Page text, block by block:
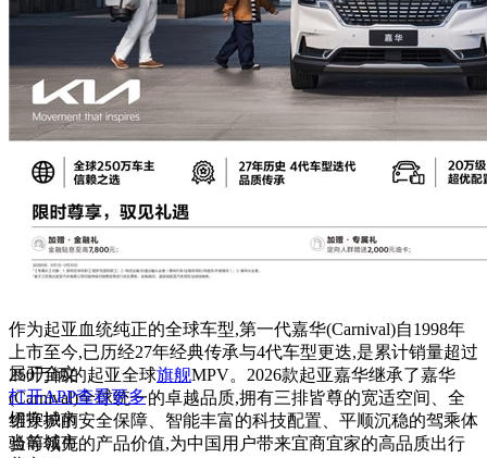
作为起亚血统纯正的全球车型,第一代嘉华(Carnival)自1998年
上市至今,已历经27年经典传承与4代车型更迭,是累计销量超过
250万辆的起亚全球旗舰MPV。2026款起亚嘉华继承了嘉华
(Carnival)全球统一的卓越品质,拥有三排皆尊的宽适空间、全
维守护的安全保障、智能丰富的科技配置、平顺沉稳的驾乘体
验等领先的产品价值,为中国用户带来宜商宜家的高品质出行
展开全文
打开APP查看更多
切换城市
当前城市